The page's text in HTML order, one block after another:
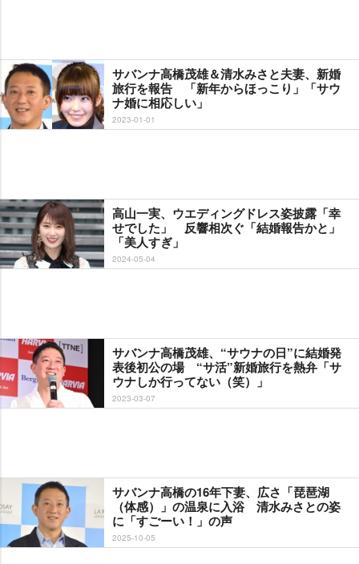
サバンナ高橋茂雄＆清水みさと夫妻、新婚
旅行を報告 「新年からほっこり」「サウ
ナ婚に相応しい」
2023-01-01
高山一実、ウエディングドレス姿披露「幸
せでした」 反響相次ぐ「結婚報告かと」
「美人すぎ」
2024-05-04
サバンナ高橋茂雄、“サウナの日”に結婚発
表後初公の場 “サ活”新婚旅行を熱弁「サ
ウナしか行ってない（笑）」
2023-03-07
サバンナ高橋の16年下妻、広さ「琵琶湖
（体感）」の温泉に入浴 清水みさとの姿
に「すごーい！」の声
2025-10-05